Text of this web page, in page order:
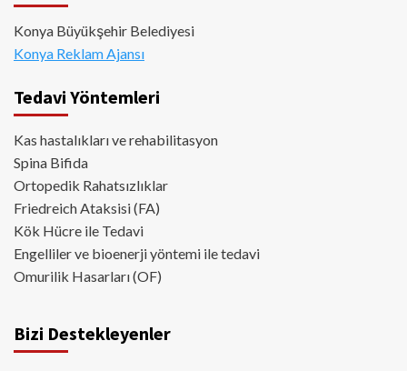
Konya Büyükşehir Belediyesi
Konya Reklam Ajansı
Tedavi Yöntemleri
Kas hastalıkları ve rehabilitasyon
Spina Bifida
Ortopedik Rahatsızlıklar
Friedreich Ataksisi (FA)
Kök Hücre ile Tedavi
Engelliler ve bioenerji yöntemi ile tedavi
Omurilik Hasarları (OF)
Bizi Destekleyenler